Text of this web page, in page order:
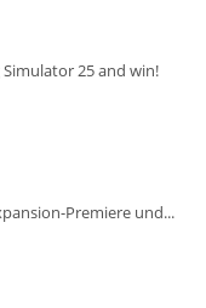
25 and win!
Premiere und...